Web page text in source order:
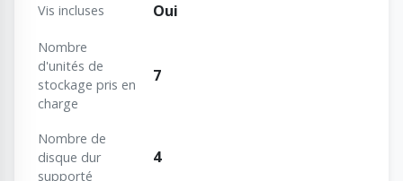
Vis incluses Oui
Nombre
d'unités de
stockage pris en
charge
7
Nombre de
disque dur
supporté
4